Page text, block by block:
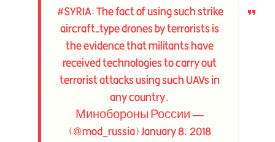
#SYRIA: The fact of using such strike
aircraft-type drones by terrorists is
the evidence that militants have
received technologies to carry out
terrorist attacks using such UAVs in
any country.
— Минобороны России
(@mod_russia)January 8, 2018